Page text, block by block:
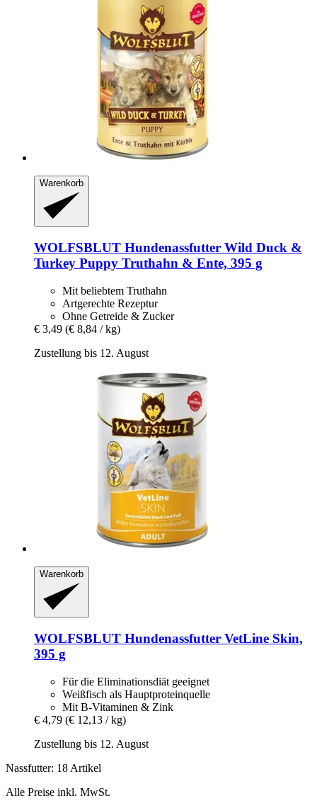
Warenkorb
WOLFSBLUT Hundenassfutter Wild Duck &
Turkey Puppy Truthahn & Ente, 395 g
Mit beliebtem Truthahn
Artgerechte Rezeptur
Ohne Getreide & Zucker
€ 3,49 (€ 8,84 / kg)
Zustellung bis 12. August
Warenkorb
WOLFSBLUT Hundenassfutter VetLine Skin,
395 g
Für die Eliminationsdiät geeignet
Weißfisch als Hauptproteinquelle
Mit B-Vitaminen & Zink
€ 4,79 (€ 12,13 / kg)
Zustellung bis 12. August
Nassfutter: 18 Artikel
Alle Preise inkl. MwSt.